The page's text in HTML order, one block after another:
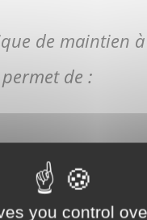
de maintien
de :
you control